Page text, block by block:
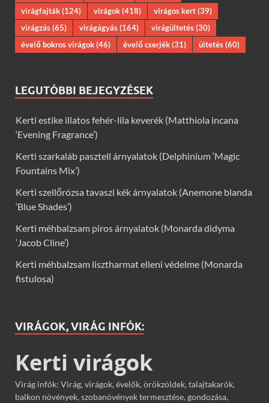
virágfajták(124) virágok(418) virágos kert(39)
virágzás(65) virágágyás(164) virágültetés(30)
évelő bokros virágok(46) évelő cserjék(31) ültetés(60)
LEGUTÓBBI BEJEGYZÉSEK
Kerti estike illatos fehér-lila keverék (Matthiola incana
‘Evening Fragrance’)
Kerti szarkaláb pasztell árnyalatok (Delphinium ‘Magic
Fountains Mix’)
Kerti szellőrózsa tavaszi kék árnyalatok (Anemone blanda
‘Blue Shades’)
Kerti méhbalzsam piros árnyalatok (Monarda didyma
‘Jacob Cline’)
Kerti méhbalzsam lisztharmat elleni védelme (Monarda
fistulosa)
VIRÁGOK, VIRÁG INFÓK:
Kerti virágok
Virág infók: Virág, virágok, évelők, örökzöldek, talajtakarók,
balkon növények, szobanövények termesztése, gondozása,